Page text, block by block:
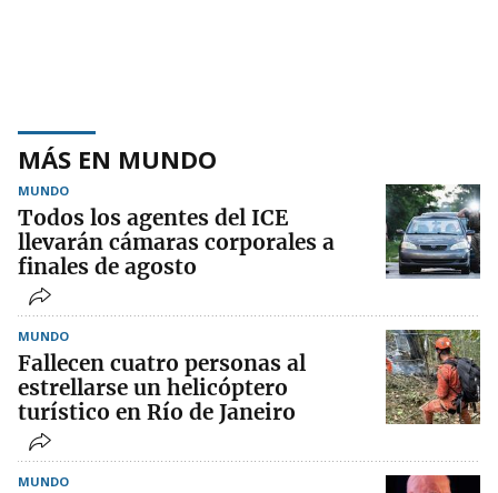
MÁS EN MUNDO
MUNDO
Todos los agentes del ICE
llevarán cámaras corporales a
finales de agosto
MUNDO
Fallecen cuatro personas al
estrellarse un helicóptero
turístico en Río de Janeiro
MUNDO